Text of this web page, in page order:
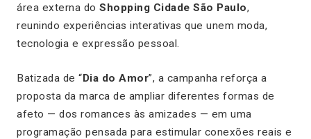
área externa do Shopping Cidade São Paulo,
reunindo experiências interativas que unem moda,
tecnologia e expressão pessoal.
Batizada de “Dia do Amor”, a campanha reforça a
proposta da marca de ampliar diferentes formas de
afeto — dos romances às amizades — em uma
programação pensada para estimular conexões reais e